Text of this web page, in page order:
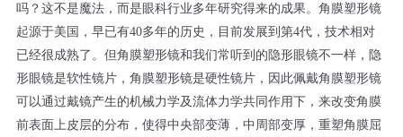
吗？这不是魔法，而是眼科行业多年研究得来的成果。角膜塑形镜
起源于美国，早已有40多年的历史，目前发展到第4代，技术相对
已经很成熟了。但角膜塑形镜和我们常听到的隐形眼镜不一样，隐
形眼镜是软性镜片，角膜塑形镜是硬性镜片，因此佩戴角膜塑形镜
可以通过戴镜产生的机械力学及流体力学共同作用下，来改变角膜
前表面上皮层的分布，使得中央部变薄，中周部变厚，重塑角膜屈